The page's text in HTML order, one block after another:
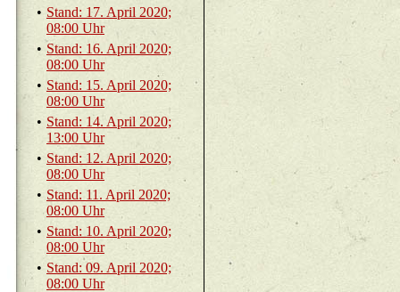
• Stand: 17. April 2020;
08:00 Uhr
• Stand: 16. April 2020;
08:00 Uhr
• Stand: 15. April 2020;
08:00 Uhr
• Stand: 14. April 2020;
13:00 Uhr
• Stand: 12. April 2020;
08:00 Uhr
• Stand: 11. April 2020;
08:00 Uhr
• Stand: 10. April 2020;
08:00 Uhr
• Stand: 09. April 2020;
08:00 Uhr